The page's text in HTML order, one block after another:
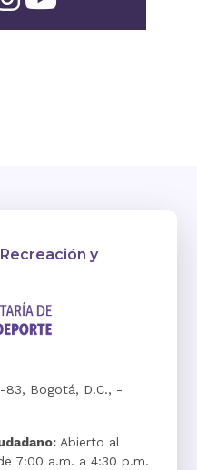
y
83, Bogotá, D.C., -
Abierto al
7:00 a.m. a 4:30 p.m.